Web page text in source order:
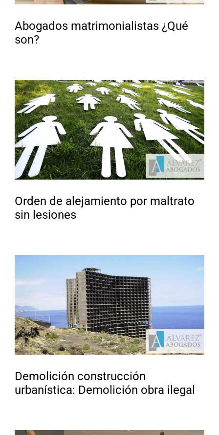
Abogados matrimonialistas ¿Qué
son?
Orden de alejamiento por maltrato
sin lesiones
Demolición construcción
urbanística: Demolición obra ilegal